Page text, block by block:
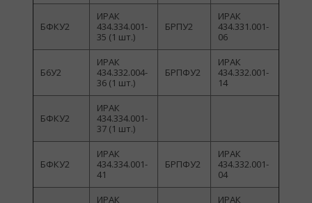
БФКУ2
ИРАК
434.334.001-
35 (1 шт.)
БРПУ2
ИРАК
434.331.001-
06
Б6У2
ИРАК
434.332.004-
36 (1 шт.)
БРПФУ2
ИРАК
434.332.001-
14
БФКУ2
ИРАК
434.334.001-
37 (1 шт.)
БФКУ2
ИРАК
434.334.001-
41
БРПФУ2
ИРАК
434.332.001-
04
ИРАК
ИРАК